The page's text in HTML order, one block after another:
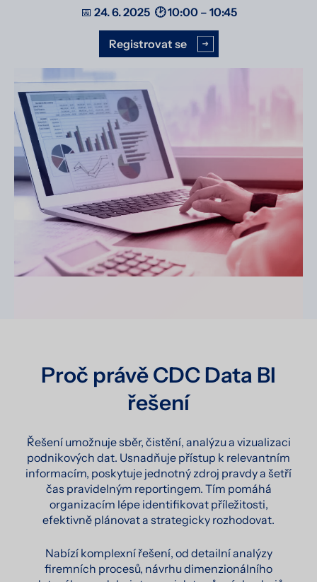
📅 24. 6. 2025 🕑 10:00 – 10:45
Registrovat se
Proč právě CDC Data BI
řešení
Řešení umožnuje sběr, čistění, analýzu a vizualizaci
podnikových dat. Usnadňuje přístup k relevantním
informacím, poskytuje jednotný zdroj pravdy a šetří
čas pravidelným reportingem. Tím pomáhá
organizacím lépe identifikovat příležitosti,
efektivně plánovat a strategicky rozhodovat.
Nabízí komplexní řešení, od detailní analýzy
firemních procesů, návrhu dimenzionálního